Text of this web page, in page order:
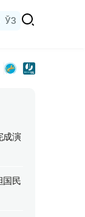
ЎЗ
成演
国民